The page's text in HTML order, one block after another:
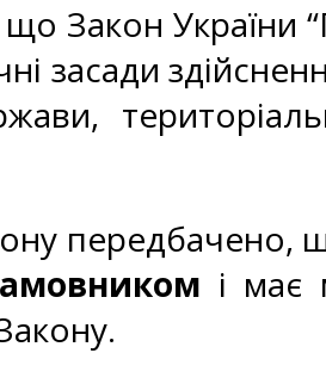
України
засади
передбачено,
і має